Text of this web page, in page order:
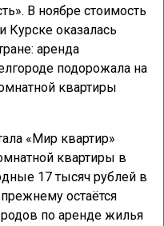
В ноябре стоимость
Курске оказалась
аренда
подорожала на
квартиры
«Мир квартир»
квартиры в
17 тысяч рублей в
остаётся
по аренде жилья